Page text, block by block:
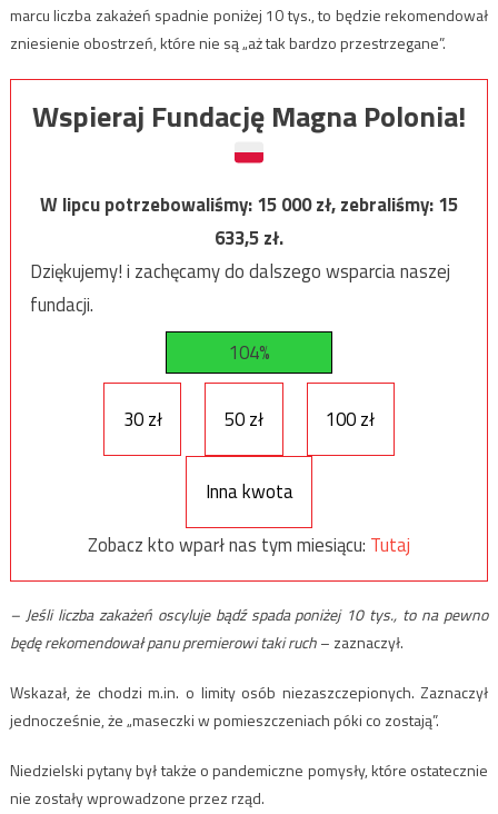
marcu liczba zakażeń spadnie poniżej 10 tys., to będzie rekomendował
zniesienie obostrzeń, które nie są „aż tak bardzo przestrzegane”.
Wspieraj Fundację Magna Polonia!
W lipcu potrzebowaliśmy:15 000zł, zebraliśmy:15
633,5zł.
Dziękujemy! i zachęcamy do dalszego wsparcia naszej
fundacji.
104%
30 zł 50 zł 100 zł
Inna kwota
Zobacz kto wparł nas tym miesiącu: Tutaj
– Jeśli liczba zakażeń oscyluje bądź spada poniżej 10 tys., to na pewno
będę rekomendował panu premierowi taki ruch– zaznaczył.
Wskazał, że chodzi m.in. o limity osób niezaszczepionych. Zaznaczył
jednocześnie, że „maseczki w pomieszczeniach póki co zostają”.
Niedzielski pytany był także o pandemiczne pomysły, które ostatecznie
nie zostały wprowadzone przez rząd.